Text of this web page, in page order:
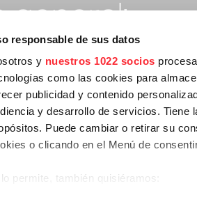
responsable de sus datos
y nuestros 1022 socios
como las cookies para
publicidad y contenido
y desarrollo de servicios. Tiene
Puede cambiar o retirar su
o clicando en el Menú de
permite, también quisiéramos:
tickets: